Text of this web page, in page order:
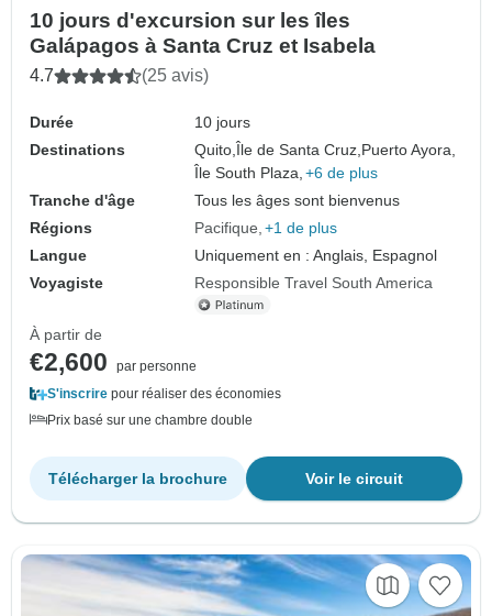
10 jours d'excursion sur les îles
Galápagos à Santa Cruz et Isabela
4.7 (25 avis)
Durée
10 jours
Destinations
Quito, Île de Santa Cruz, Puerto Ayora,
Île South Plaza, +6 de plus
Tranche d'âge
Tous les âges sont bienvenus
Régions
Pacifique +1 de plus
Langue
Uniquement en : Anglais, Espagnol
Voyagiste
Responsible Travel South America
À partir de
€2,600
par personne
S'inscrire pour réaliser des économies
Prix basé sur une chambre double
Voir le circuit
Télécharger la brochure